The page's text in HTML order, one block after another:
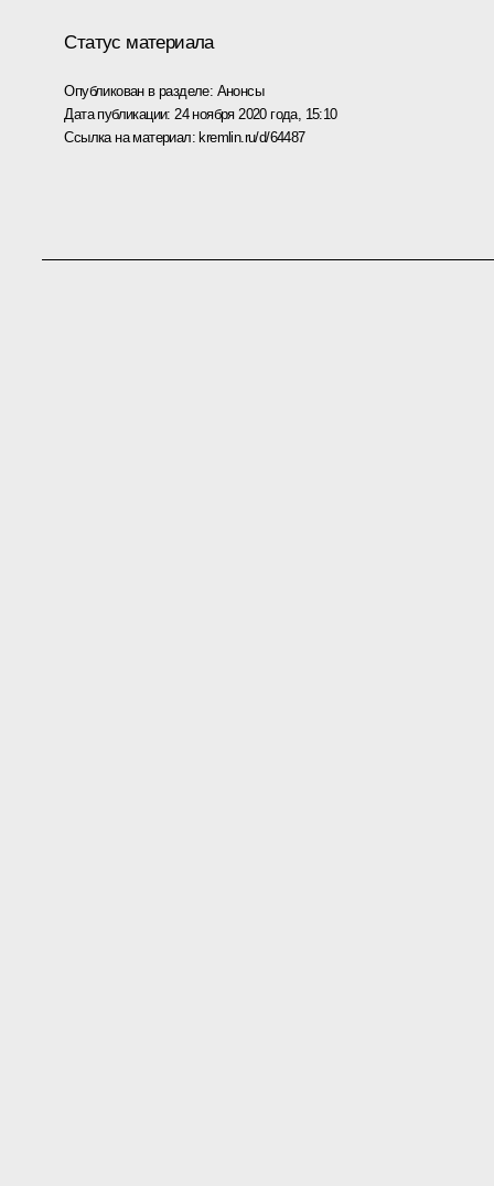
Статус материала
Опубликован в разделе: Анонсы
Дата публикации: 24 ноября 2020 года, 15:10
Ссылка на материал:kremlin.ru/d/64487